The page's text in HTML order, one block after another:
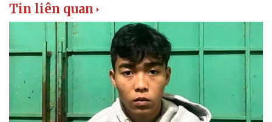
Tin liên quan